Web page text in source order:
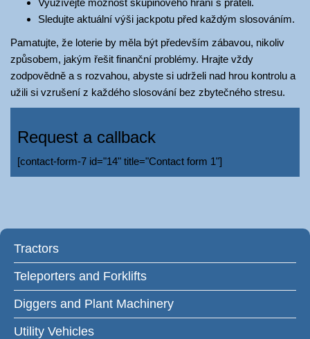
Využívejte možnost skupinového hraní s přáteli.
Sledujte aktuální výši jackpotu před každým slosováním.
Pamatujte, že loterie by měla být především zábavou, nikoliv
způsobem, jakým řešit finanční problémy. Hrajte vždy
zodpovědně a s rozvahou, abyste si udrželi nad hrou kontrolu a
užili si vzrušení z každého slosování bez zbytečného stresu.
Request a callback
[contact-form-7 id="14" title="Contact form 1"]
Tractors
Teleporters and Forklifts
Diggers and Plant Machinery
Utility Vehicles